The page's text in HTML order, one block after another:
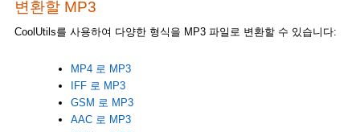
변환할 MP3
CoolUtils를 사용하여 다양한 형식을 MP3 파일로 변환할 수 있습니다:
MP4 로 MP3
IFF 로 MP3
GSM 로 MP3
AAC 로 MP3